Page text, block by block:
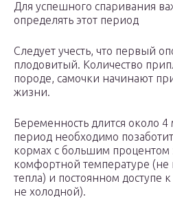
Для успешного спаривания
определять этот период
Следует учесть, что первый
плодовитый. Количество
породе, самочки начинают
жизни.
Беременность длится около 4
период необходимо
кормах с большим процентом
комфортной температуре (не
тепла) и постоянном доступе
не холодной).